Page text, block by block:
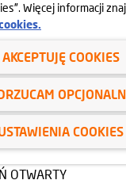
OTWARTY
Więcej informacji
AKCEPTUJĘ COOKIES
COOKIES